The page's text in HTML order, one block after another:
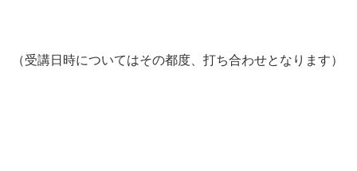
（受講日時についてはその都度、打ち合わせとなります）